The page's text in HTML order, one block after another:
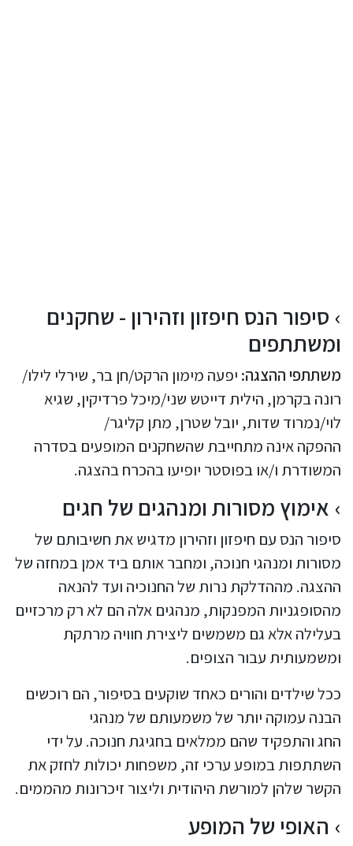
סיפור הנס חיפזון וזהירון - שחקנים
ומשתתפים
משתתפי ההצגה: יפעה מימון הרקט/חן בר, שירלי לילו/
רונה בקרמן, הילית דייטש שני/מיכל פרדיקין, שגיא
לוי/נמרוד שדות, יובל שטרן, מתן קליגר/
ההפקה אינה מתחייבת שהשחקנים המופעים בסדרה
המשודרת ו/או בפוסטר יופיעו בהכרח בהצגה.
אימוץ מסורות ומנהגים של חגים
סיפור הנס עם חיפזון וזהירון מדגיש את חשיבותם של
מסורות ומנהגי חנוכה, ומחבר אותם ביד אמן במחזה של
ההצגה. מההדלקת נרות של החנוכיה ועד להנאה
מהסופגניות המפנקות, מנהגים אלה הם לא רק מרכזיים
בעלילה אלא גם משמשים ליצירת חוויה מרתקת
ומשמעותית עבור הצופים.
ככל שילדים והורים כאחד שוקעים בסיפור, הם רוכשים
הבנה עמוקה יותר של משמעותם של מנהגי
החג והתפקיד שהם ממלאים בחגיגת חנוכה. על ידי
השתתפות במופע ערכי זה, משפחות יכולות לחזק את
הקשר שלהן למורשת היהודית וליצור זיכרונות מהממים.
האופי של המופע